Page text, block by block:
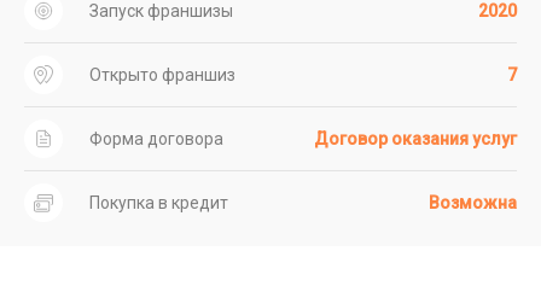
Запуск франшизы 2020
Открыто франшиз 7
Форма договора Договор оказания услуг
Покупка в кредит Возможна